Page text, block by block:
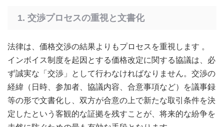
1. 交渉プロセスの重視と文書化
法律は、価格交渉の結果よりもプロセスを重視します 。
インボイス制度を起因とする価格改定に関する協議は、必
ず誠実な「交渉」として行わなければなりません。交渉の
経緯（日時、参加者、協議内容、合意事項など）を議事録
等の形で文書化し、双方が合意の上で新たな取引条件を決
定したという客観的な証拠を残すことが、将来的な紛争を